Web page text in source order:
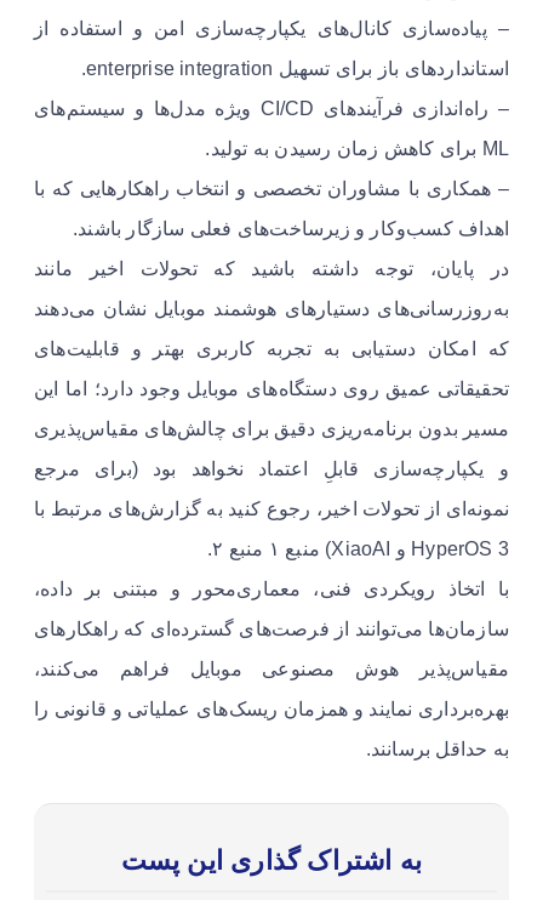
– پیاده‌سازی کانال‌های یکپارچه‌سازی امن و استفاده از
استانداردهای باز برای تسهیل enterprise integration.
– راه‌اندازی فرآیندهای CI/CD ویژه مدل‌ها و سیستم‌های
ML برای کاهش زمان رسیدن به تولید.
– همکاری با مشاوران تخصصی و انتخاب راهکارهایی که با
اهداف کسب‌وکار و زیرساخت‌های فعلی سازگار باشند.
در پایان، توجه داشته باشید که تحولات اخیر مانند
به‌روزرسانی‌های دستیارهای هوشمند موبایل نشان می‌دهند
که امکان دستیابی به تجربه کاربری بهتر و قابلیت‌های
تحقیقاتی عمیق روی دستگاه‌های موبایل وجود دارد؛ اما این
مسیر بدون برنامه‌ریزی دقیق برای چالش‌های مقیاس‌پذیری
و یکپارچه‌سازی قابلِ اعتماد نخواهد بود (برای مرجع
نمونه‌ای از تحولات اخیر، رجوع کنید به گزارش‌های مرتبط با
HyperOS 3 و XiaoAI) منبع ۱ منبع ۲.
با اتخاذ رویکردی فنی، معماری‌محور و مبتنی بر داده،
سازمان‌ها می‌توانند از فرصت‌های گسترده‌ای که راهکارهای
مقیاس‌پذیر هوش مصنوعی موبایل فراهم می‌کنند،
بهره‌برداری نمایند و همزمان ریسک‌های عملیاتی و قانونی را
به حداقل برسانند.
به اشتراک گذاری این پست